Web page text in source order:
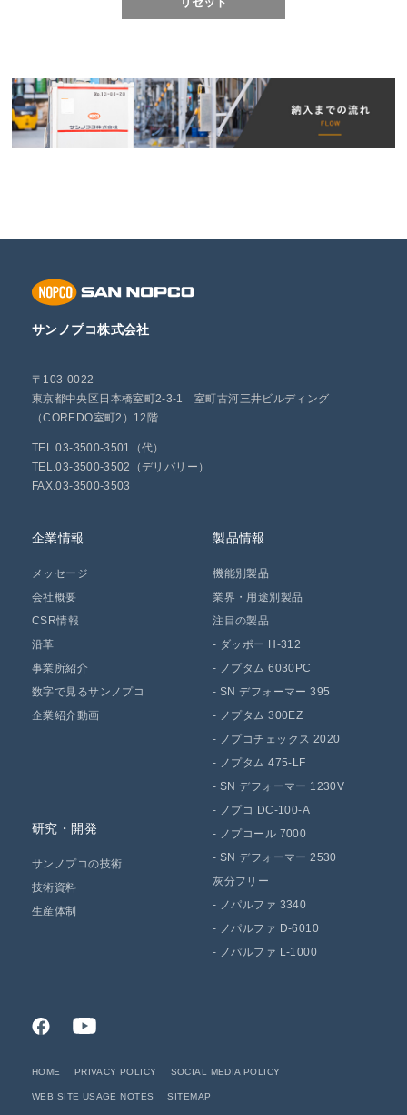
サンノプコ株式会社
〒103-0022
東京都中央区日本橋室町2-3-1 室町古河三井ビルディング
（COREDO室町2）12階
TEL.03-3500-3501（代）
TEL.03-3500-3502（デリバリー）
FAX.03-3500-3503
企業情報
メッセージ
会社概要
CSR情報
沿革
事業所紹介
数字で見るサンノプコ
企業紹介動画
製品情報
機能別製品
業界・用途別製品
注目の製品
- ダッポー H-312
- ノプタム 6030PC
-SN デフォーマー 395
- ノプタム 300EZ
- ノプコチェックス 2020
- ノプタム 475-LF
-SN デフォーマー 1230V
- ノプコ DC-100-A
- ノプコール 7000
-SN デフォーマー 2530
灰分フリー
- ノパルファ 3340
- ノパルファ D-6010
- ノパルファ L-1000
研究・開発
サンノプコの技術
技術資料
生産体制
HOME PRIVACY POLICY SOCIAL MEDIA POLICY
WEB SITE USAGE NOTES SITEMAP